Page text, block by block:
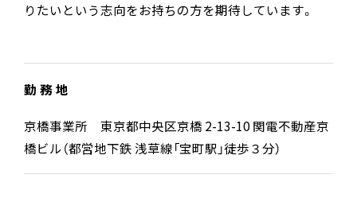
りたいという志向をお持ちの方を期待しています。
勤 務 地
京橋事業所 東京都中央区京橋 2-13-10 関電不動産京
橋ビル（都営地下鉄 浅草線「宝町駅」徒歩３分）